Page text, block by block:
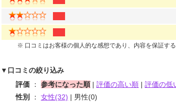
※ 口コミはお客様の個人的な感想であり、内容を保証す
▼口コミの絞り込み
評価 ： 参考になった順 | 評価の高い順 | 評価の低
性別
： 女性(32) | 男性(0)